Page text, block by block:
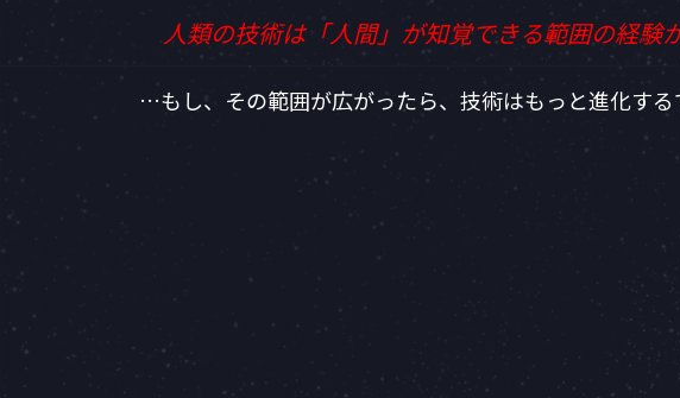
人類の技術は「人間」が知覚できる範囲の経験
…もし、その範囲が広がったら、技術はもっと進化する